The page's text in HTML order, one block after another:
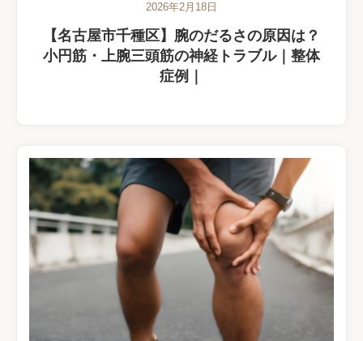
2026年2月18日
【名古屋市千種区】腕のだるさの原因は？
小円筋・上腕三頭筋の神経トラブル｜整体
症例｜